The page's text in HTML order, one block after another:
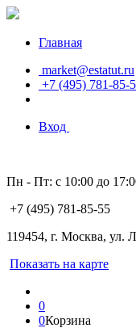
Главная
market@estatut.ru
+7 (495) 781-85-
Вход
Пн - Пт: с 10:00 до
+7 (495) 781-85-55
119454, г. Москва, ул.
Показать на карте
0
0Корзина